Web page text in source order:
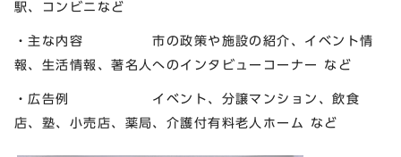
駅、コンビニなど
・主な内容 市の政策や施設の紹介、イベント情
報、生活情報、著名人へのインタビューコーナー など
・広告例 イベント、分譲マンション、飲食
店、塾、小売店、薬局、介護付有料老人ホーム など